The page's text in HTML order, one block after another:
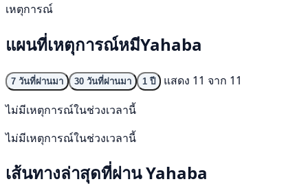
เหตุการณ์
แผนที่เหตุการณ์หมีYahaba
7 วันที่ผ่านมา 30 วันที่ผ่านมา 1 ปี
แสดง 11 จาก 11
ไม่มีเหตุการณ์ในช่วงเวลานี้
ไม่มีเหตุการณ์ในช่วงเวลานี้
เส้นทางล่าสุดที่ผ่าน Yahaba